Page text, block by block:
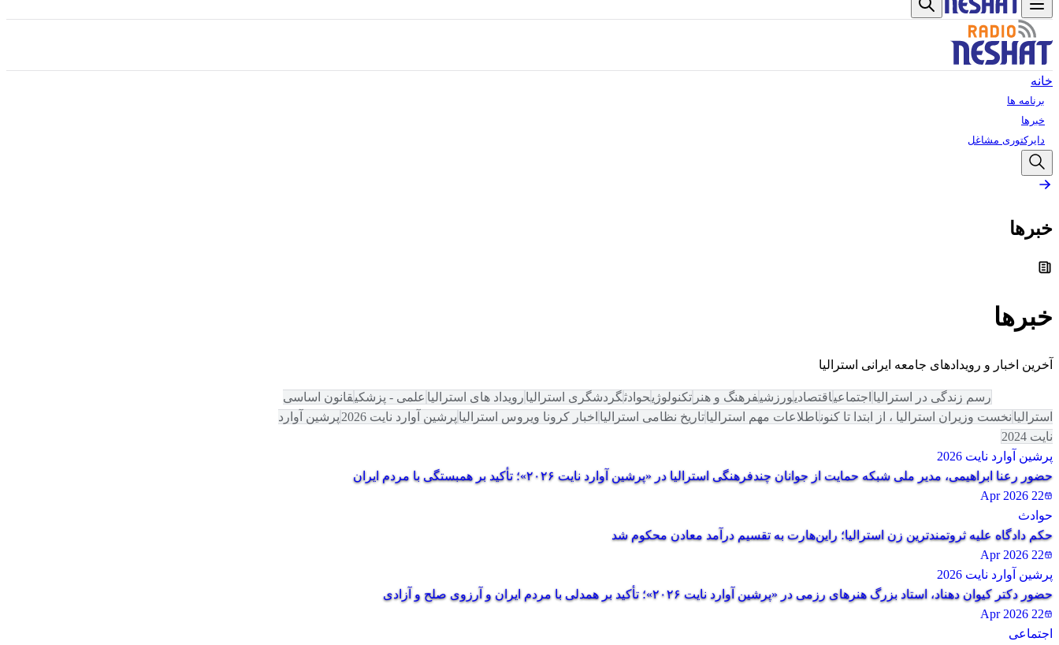
خانه
برنامه ها
خبرها
دایرکتوری مشاغل
خبرها
خبرها
آخرین اخبار و رویدادهای جامعه ایرانی استرالیا
رسم زندگی در استرالیا اجتماعیاقتصادیورزشیفرهنگ و هنر تکنولوژیحوادثگردشگری استرالیا رویداد های استرالیا علمی - پزشکیقانون اساسی
استرالیا نخست‌ وزیران استرالیا ، از ابتدا تا کنوناطلاعات مهم استرالیاتاریخ نظامی استرالیا اخبار کرونا ویروس استرالیا پرشین آوارد نایت 2026
پرشین آوارد
نایت 2024
پرشین آوارد نایت 2026
حضور رعنا ابراهیمی، مدیر ملی شبکه حمایت از جوانان چندفرهنگی استرالیا در «پرشین آوارد نایت ۲۰۲۶»؛ تأکید بر همبستگی با مردم ایران
22 Apr 2026
حوادث
حکم دادگاه علیه ثروتمندترین زن استرالیا؛ راین‌هارت به تقسیم درآمد معادن محکوم شد
22 Apr 2026
پرشین آوارد نایت 2026
حضور دکتر کیوان دهناد، استاد بزرگ هنرهای رزمی در «پرشین آوارد نایت ۲۰۲۶»؛ تأکید بر همدلی با مردم ایران و آرزوی صلح و آزادی
22 Apr 2026
اجتماعی